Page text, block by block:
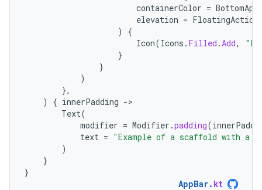
containerColor =
elevation =
)
{
Icon(Icons . Filled .Add,
}
}
)
},
)
{ innerPadding -
Text(
modifier = Modifier .padding(
text = "Example of a scaffold with a
)
}
}
AppBar. kt